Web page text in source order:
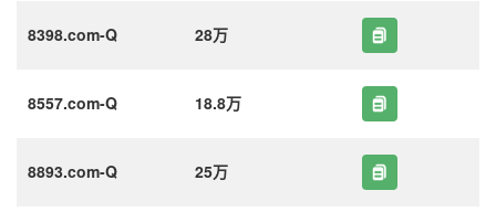
8398.com-Q 28万
8557.com-Q 18.8万
8893.com-Q 25万